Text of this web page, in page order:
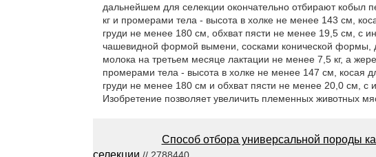
дальнейшем для селекции окончательно отбирают кобыл
кг и промерами тела - высота в холке не менее 143 см,
груди не менее 180 см, обхват пясти не менее 19,5 см, с
чашевидной формой вымени, сосками конической формы,
молока на третьем месяце лактации не менее 7,5 кг, а
промерами тела - высота в холке не менее 147 см, косая
груди не менее 180 см и обхват пясти не менее 20,0 см, с
Изобретение позволяет увеличить племенных животных
Способ отбора универсальной породы
селекции